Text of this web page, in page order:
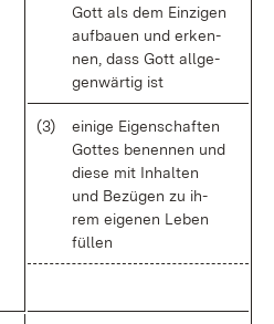
Gott als dem Ein­zi­gen
auf­bau­en und er­ken­
nen, dass Gott all­ge­
gen­wär­tig ist
(3)
ei­ni­ge Ei­gen­schaf­ten
Got­tes be­nen­nen und
die­se mit In­hal­ten
und Be­zü­gen zu ih­
rem ei­ge­nen Le­ben
fül­len